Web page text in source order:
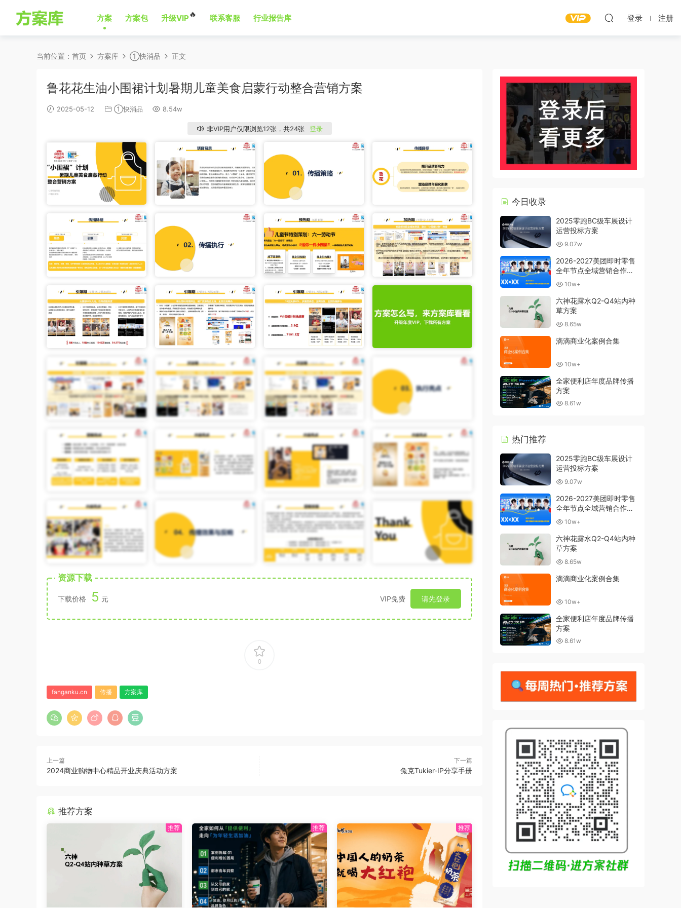
方案 方案包 升级VIP🔥 联系客服 行业报告库 登录 注册
当前位置： 首页 方案库 ①快消品 正文
鲁花花生油小围裙计划暑期儿童美食启蒙行动整合营销方案
2025-05-12 ①快消品 8.54w
非VIP用户仅限浏览12张，共24张 登录
资源下载
下载价格 5 元 VIP免费 请先登录
0
fanganku.cn 传播 方案库
上一篇
2024商业购物中心精品开业庆典活动方案
下一篇
兔克Tukier-IP分享手册
推荐方案
今日收录
2025零跑BC级车展设计
运营投标方案
9.07w
2026-2027美团即时零售
全年节点全域营销合作方
案 10w+
六神花露水Q2-Q4站内种
草方案
8.65w
滴滴商业化案例合集
10w+
全家便利店年度品牌传播
方案
8.61w
热门推荐
2025零跑BC级车展设计
运营投标方案
9.07w
2026-2027美团即时零售
全年节点全域营销合作方
案 10w+
六神花露水Q2-Q4站内种
草方案
8.65w
滴滴商业化案例合集
10w+
全家便利店年度品牌传播
方案
8.61w